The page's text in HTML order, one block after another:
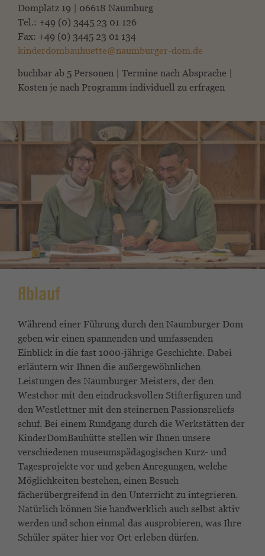
Domplatz 19 | 06618 Naumburg
Tel.: +49 (0) 3445 23 01 126
Fax: +49 (0) 3445 23 01 134
kinderdombauhuette@naumburger-dom.de
buchbar ab 5 Personen | Termine nach Absprache |
Kosten je nach Programm individuell zu erfragen
Ablauf
Während einer Führung durch den Naumburger Dom
geben wir einen spannenden und umfassenden
Einblick in die fast 1000-jährige Geschichte. Dabei
erläutern wir Ihnen die außergewöhnlichen
Leistungen des Naumburger Meisters, der den
Westchor mit den eindrucksvollen Stifterfiguren und
den Westlettner mit den steinernen Passionsreliefs
schuf. Bei einem Rundgang durch die Werkstätten der
KinderDomBauhütte stellen wir Ihnen unsere
verschiedenen museumspädagogischen Kurz- und
Tagesprojekte vor und geben Anregungen, welche
Möglichkeiten bestehen, einen Besuch
fächerübergreifend in den Unterricht zu integrieren.
Natürlich können Sie handwerklich auch selbst aktiv
werden und schon einmal das ausprobieren, was Ihre
Schüler später hier vor Ort erleben dürfen.